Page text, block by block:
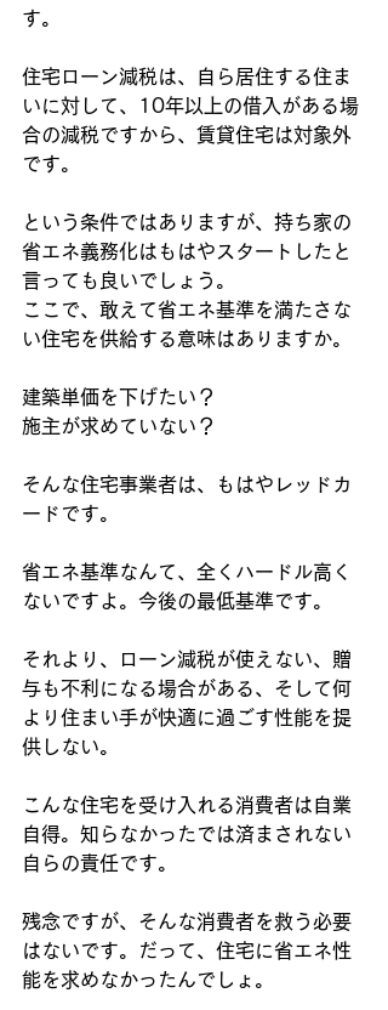
す。
住宅ローン減税は、自ら居住する住ま
いに対して、10年以上の借入がある場
合の減税ですから、賃貸住宅は対象外
です。
という条件ではありますが、持ち家の
省エネ義務化はもはやスタートしたと
言っても良いでしょう。
ここで、敢えて省エネ基準を満たさな
い住宅を供給する意味はありますか。
建築単価を下げたい？
施主が求めていない？
そんな住宅事業者は、もはやレッドカ
ードです。
省エネ基準なんて、全くハードル高く
ないですよ。今後の最低基準です。
それより、ローン減税が使えない、贈
与も不利になる場合がある、そして何
より住まい手が快適に過ごす性能を提
供しない。
こんな住宅を受け入れる消費者は自業
自得。知らなかったでは済まされない
自らの責任です。
残念ですが、そんな消費者を救う必要
はないです。だって、住宅に省エネ性
能を求めなかったんでしょ。